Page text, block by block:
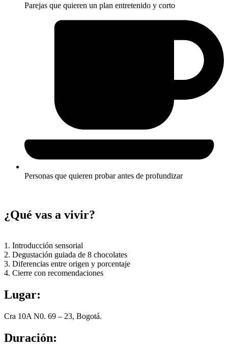
Parejas que quieren un plan entretenido y corto
Personas que quieren probar antes de profundizar
¿Qué vas a vivir?
1. Introducción sensorial
2. Degustación guiada de 8 chocolates
3. Diferencias entre origen y porcentaje
4. Cierre con recomendaciones
Lugar:
Cra 10A N0. 69 – 23, Bogotá.
Duración: